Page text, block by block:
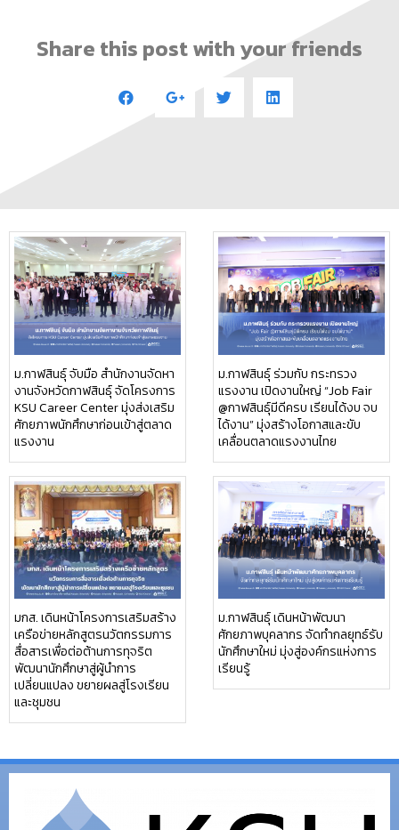
Share this post with your friends
ม.กาฬสินธุ์ จับมือ สำนักงานจัดหา
งานจังหวัดกาฬสินธุ์ จัดโครงการ
KSU Career Center มุ่งส่งเสริม
ศักยภาพนักศึกษาก่อนเข้าสู่ตลาด
แรงงาน
ม.กาฬสินธุ์ ร่วมกับ กระทรวง
แรงงาน เปิดงานใหญ่ “Job Fair
@กาฬสินธุ์มีดีครบ เรียนได้งบ จบ
ได้งาน” มุ่งสร้างโอกาสและขับ
เคลื่อนตลาดแรงงานไทย
มกส. เดินหน้าโครงการเสริมสร้าง
เครือข่ายหลักสูตรนวัตกรรมการ
สื่อสารเพื่อต่อต้านการทุจริต
พัฒนานักศึกษาสู่ผู้นำการ
เปลี่ยนแปลง ขยายผลสู่โรงเรียน
และชุมชน
ม.กาฬสินธุ์ เดินหน้าพัฒนา
ศักยภาพบุคลากร จัดทำกลยุทธ์รับ
นักศึกษาใหม่ มุ่งสู่องค์กรแห่งการ
เรียนรู้